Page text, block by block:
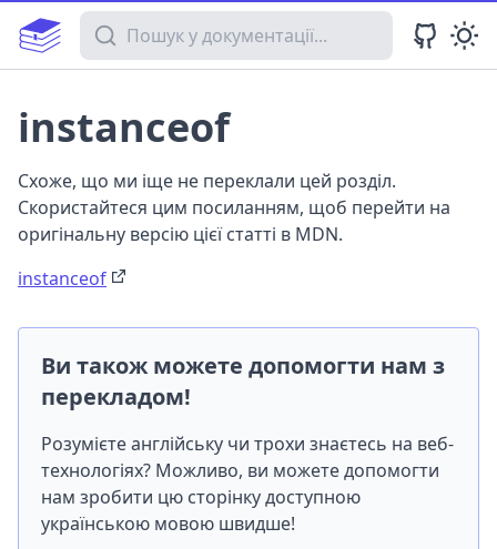
Пошук у документації
instanceof
Схоже, що ми іще не переклали цей розділ.
Скористайтеся цим посиланням, щоб перейти на
оригінальну версію цієї статті в MDN.
instanceof
Ви також можете допомогти нам з
перекладом!
Розумієте англійську чи трохи знаєтесь на веб-
технологіях? Можливо, ви можете допомогти
нам зробити цю сторінку доступною
українською мовою швидше!